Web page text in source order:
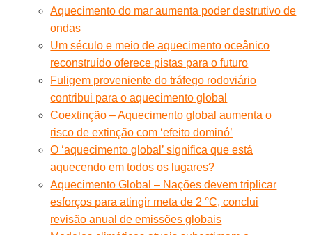
Aquecimento do mar aumenta poder destrutivo de
ondas
Um século e meio de aquecimento oceânico
reconstruído oferece pistas para o futuro
Fuligem proveniente do tráfego rodoviário
contribui para o aquecimento global
Coextinção – Aquecimento global aumenta o
risco de extinção com ‘efeito dominó’
O ‘aquecimento global’ significa que está
aquecendo em todos os lugares?
Aquecimento Global – Nações devem triplicar
esforços para atingir meta de 2 °C, conclui
revisão anual de emissões globais